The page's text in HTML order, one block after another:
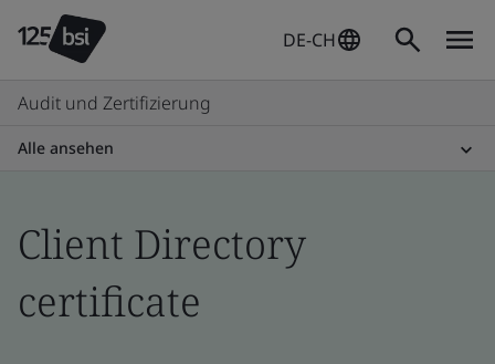
DE-CH
Audit und Zertifizierung
Alle ansehen
Client Directory
certificate